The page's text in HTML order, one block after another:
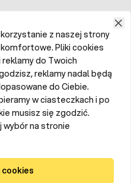
z naszej strony
komfortowe. Pliki cookies
do Twoich
reklamy nadal będą
do Ciebie.
w ciasteczkach i po
musisz się zgodzić.
wybór na stronie